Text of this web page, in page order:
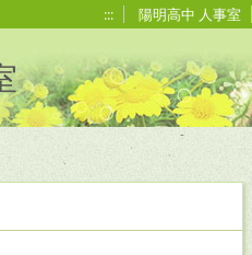
::: 陽明高中 人事室